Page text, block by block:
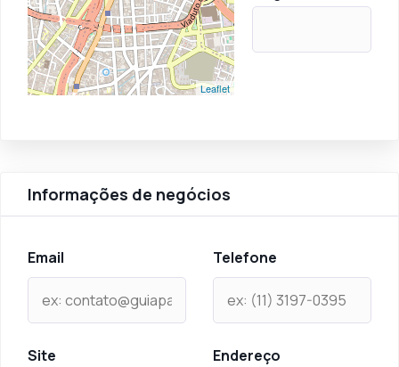
Leaflet
Informações de negócios
Email Telefone
Site Endereço